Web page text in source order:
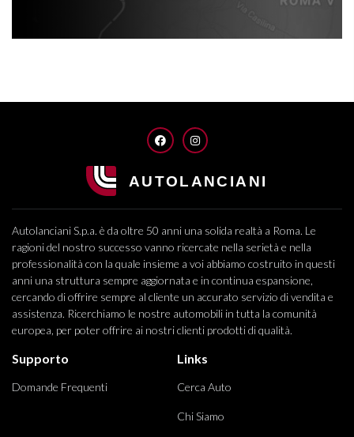
FACEBOOKINSTAGRAM
Autolanciani S.p.a. è da oltre 50 anni una solida realtà a Roma. Le
ragioni del nostro successo vanno ricercate nella serietà e nella
professionalità con la quale insieme a voi abbiamo costruito in questi
anni una struttura sempre aggiornata e in continua espansione,
cercando di offrire sempre al cliente un accurato servizio di vendita e
assistenza. Ricerchiamo le nostre automobili in tutta la comunità
europea, per poter offrire ai nostri clienti prodotti di qualità.
Supporto
Domande Frequenti
Links
Cerca Auto
Chi Siamo